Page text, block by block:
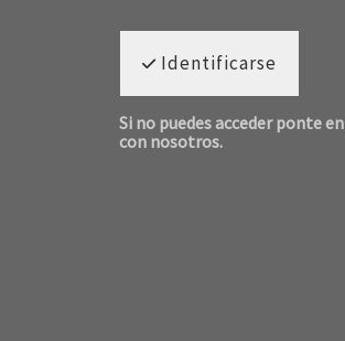
Identificarse
Si no puedes acceder ponte en
con nosotros.